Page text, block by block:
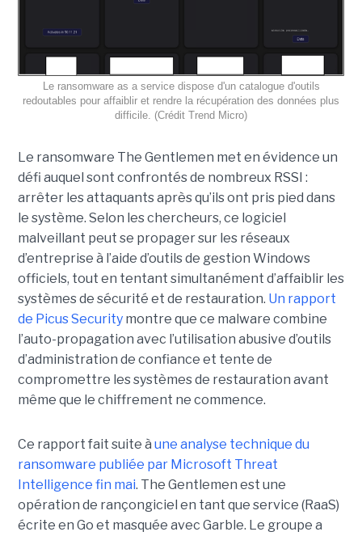
Le ransomware as a service dispose d'un catalogue d'outils
redoutables pour affaiblir et rendre la récupération des données plus
difficile. (Crédit Trend Micro)
Le ransomware The Gentlemen met en évidence un
défi auquel sont confrontés de nombreux RSSI :
arrêter les attaquants après qu’ils ont pris pied dans
le système. Selon les chercheurs, ce logiciel
malveillant peut se propager sur les réseaux
d’entreprise à l’aide d’outils de gestion Windows
officiels, tout en tentant simultanément d’affaiblir les
systèmes de sécurité et de restauration. Un rapport
de Picus Securitymontre que ce malware combine
l’auto-propagation avec l’utilisation abusive d’outils
d’administration de confiance et tente de
compromettre les systèmes de restauration avant
même que le chiffrement ne commence.
Ce rapport fait suite à une analyse technique du
ransomware publiée par Microsoft Threat
Intelligence fin mai. The Gentlemen est une
opération de rançongiciel en tant que service (RaaS)
écrite en Go et masquée avec Garble. Le groupe a